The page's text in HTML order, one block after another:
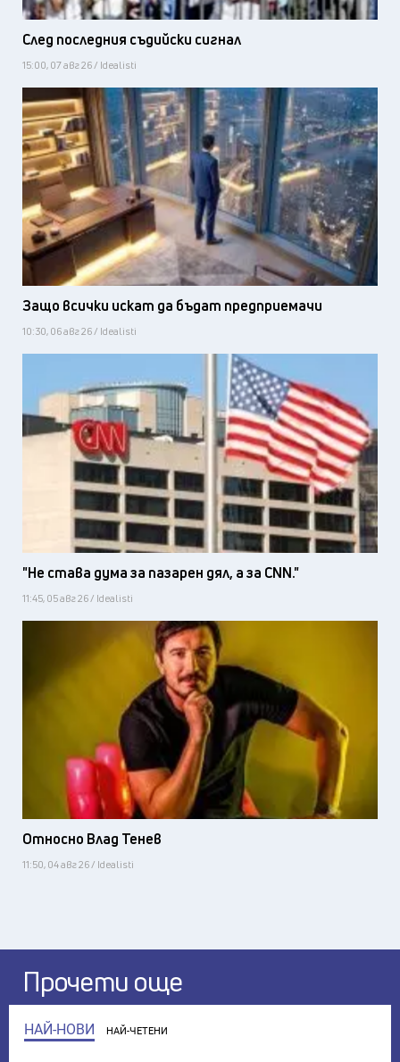
След последния съдийски сигнал
15:00, 07 авг 26 / Idealisti
Защо всички искат да бъдат предприемачи
10:30, 06 авг 26 / Idealisti
"Не става дума за пазарен дял, а за CNN."
11:45, 05 авг 26 / Idealisti
Относно Влад Тенев
11:50, 04 авг 26 / Idealisti
Прочети още
НАЙ-НОВИ НАЙ-ЧЕТЕНИ